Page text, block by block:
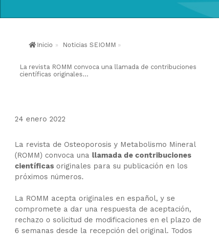
Inicio » Noticias SEIOMM »
La revista ROMM convoca una llamada de contribuciones
científicas originales...
24 enero 2022
La revista de Osteoporosis y Metabolismo Mineral
(ROMM) convoca una llamada de contribuciones
científicas originales para su publicación en los
próximos números.
La ROMM acepta originales en español, y se
compromete a dar una respuesta de aceptación,
rechazo o solicitud de modificaciones en el plazo de
6 semanas desde la recepción del original. Todos